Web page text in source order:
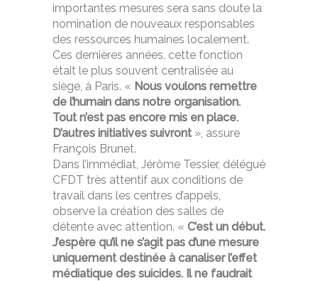
importantes mesures sera sans doute la
nomination de nouveaux responsables
des ressources humaines localement.
Ces dernières années, cette fonction
était le plus souvent centralisée au
siège, à Paris. « Nous voulons remettre
de l’humain dans notre organisation.
Tout n’est pas encore mis en place.
D’autres initiatives suivront », assure
François Brunet.
Dans l’immédiat, Jérôme Tessier, délégué
CFDT très attentif aux conditions de
travail dans les centres d’appels,
observe la création des salles de
détente avec attention. « C’est un début.
J’espère qu’il ne s’agit pas d’une mesure
uniquement destinée à canaliser l’effet
médiatique des suicides. Il ne faudrait